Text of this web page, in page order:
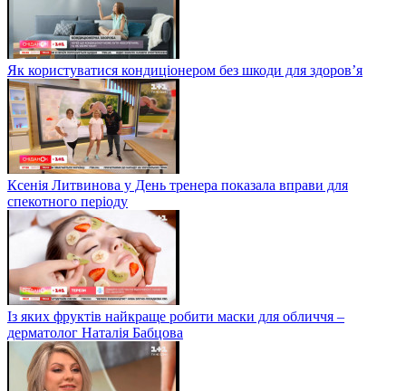
Як користуватися кондиціонером без шкоди для здоров’я
Ксенія Литвинова у День тренера показала вправи для
спекотного періоду
Із яких фруктів найкраще робити маски для обличчя –
дерматолог Наталія Бабцова